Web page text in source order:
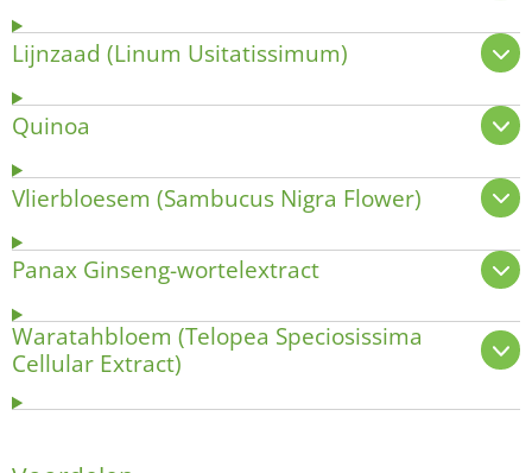
Lijnzaad (Linum Usitatissimum)
Quinoa
Vlierbloesem (Sambucus Nigra Flower)
Panax Ginseng-wortelextract
Waratahbloem (Telopea Speciosissima
Cellular Extract)